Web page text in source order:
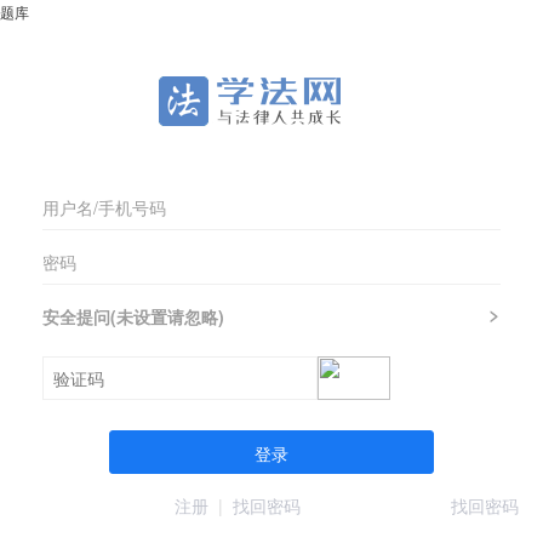
题库
安全提问(未设置请忽略)
登录
注册 | 找回密码 找回密码